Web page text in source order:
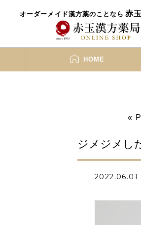
オーダーメイド漢方薬のことなら 赤
HOME
«
ジメジメし
2022.06.01